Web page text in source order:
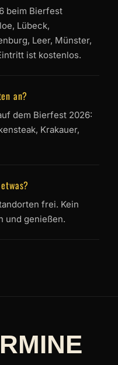
beim Bierfest
Lübeck,
Leer, Münster,
ist kostenlos.
an?
dem Bierfest 2026:
Krakauer,
frei. Kein
und genießen.